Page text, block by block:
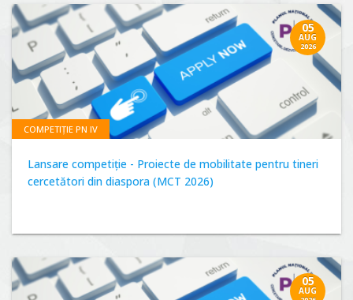
05
AUG
2026
COMPETIȚIE PN IV
Lansare competiție - Proiecte de mobilitate pentru tineri
cercetători din diaspora (MCT 2026)
05
AUG